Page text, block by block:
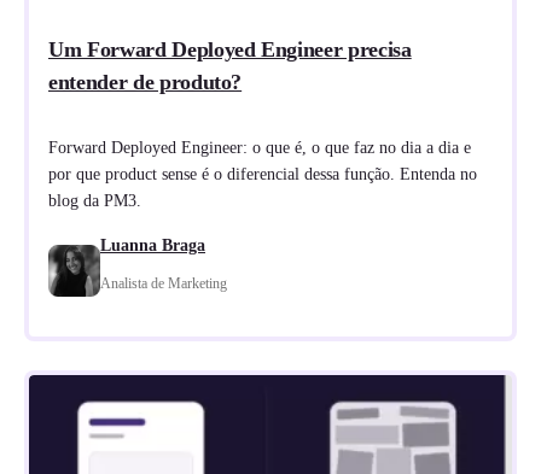
Um Forward Deployed Engineer precisa
entender de produto?
Forward Deployed Engineer: o que é, o que faz no dia a dia e
por que product sense é o diferencial dessa função. Entenda no
blog da PM3.
Luanna Braga
Analista de Marketing